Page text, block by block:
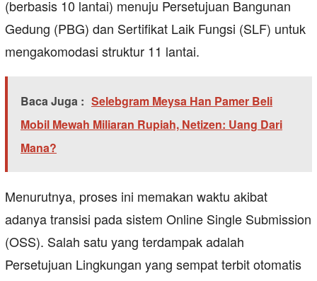
(berbasis 10 lantai) menuju Persetujuan Bangunan
Gedung (PBG) dan Sertifikat Laik Fungsi (SLF) untuk
mengakomodasi struktur 11 lantai.
Baca Juga : Selebgram Meysa Han Pamer Beli
Mobil Mewah Miliaran Rupiah, Netizen: Uang Dari
Mana?
Menurutnya, proses ini memakan waktu akibat
adanya transisi pada sistem Online Single Submission
(OSS). Salah satu yang terdampak adalah
Persetujuan Lingkungan yang sempat terbit otomatis